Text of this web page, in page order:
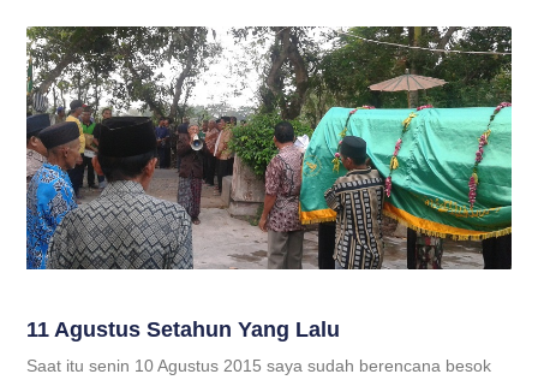
11 Agustus Setahun Yang Lalu
Saat itu senin 10 Agustus 2015 saya sudah berencana besok